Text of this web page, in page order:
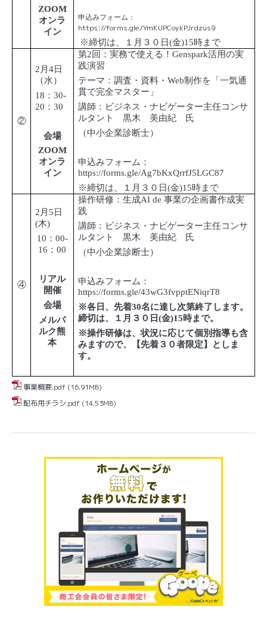
ZOOM
オンラ
イン
申込みフォーム：
https://forms.gle/YmKUPCoykPJrdzus9
※締切は、１月３０日(金)15時まで
②
2 月4日
（水）
18 ：30-
20 ：30
会場
ZOOM
オンラ
イン
第2回：実務で使える！Genspark活用の実
践演習
テーマ：調査・資料・Web制作を「一気通
貫で完全マスター」
講師：ビジネス・ナビゲーター主任コンサ
ルタント 黒木 美由紀 氏
（中小企業診断士）
申込みフォーム：
https://forms.gle/Ag7bKxQrrfJ5LGC87
※締切は、１月３０日(金)15時まで
④
2 月 5日
(木)
10 ： 00-
16 ： 00
リアル
開催
会場
メルパ
ルク熊
本
操作研修：生成AI de事業の企画書作成実
践
講師：ビジネス・ナビゲーター主任コンサ
ルタント 黒木 美由紀 氏
（中小企業診断士）
申込みフォーム：
https://forms.gle/43wG3fvpptENiqrT8
※各日、先着30名に達し次第終了します。
締切は、１月３０日(金)15時まで。
※操作研修は、状況に応じて個別指導も含
みますので、【先着３０者限定】としま
す。
事業概要.pdf (16.91MB)
配布用チラシ.pdf (14.53MB)